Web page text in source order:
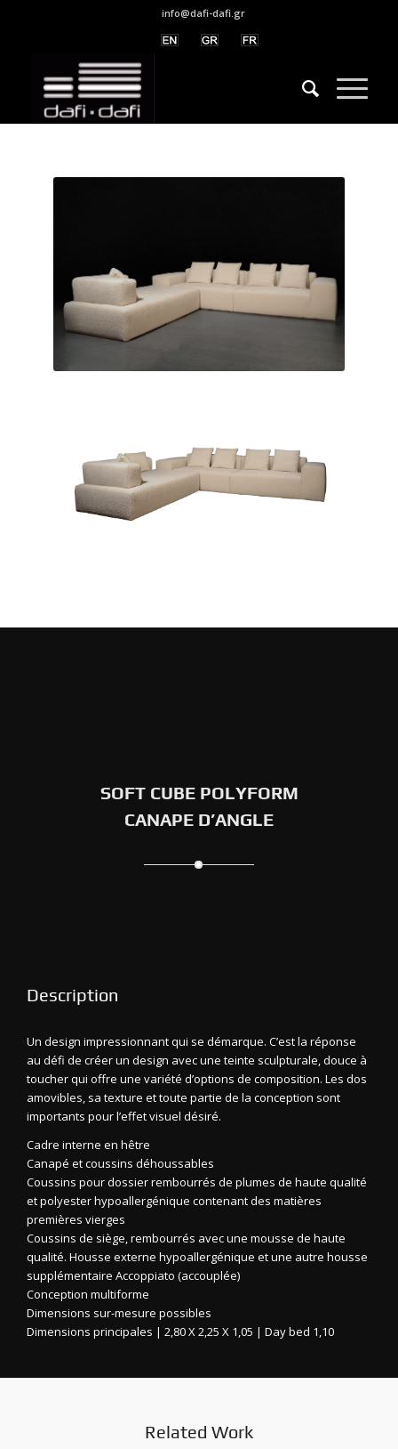
info@dafi-dafi.gr
SOFT CUBE POLYFORM
CANAPE D’ANGLE
Description
Un design impressionnant qui se démarque. C’est la réponse
au défi de créer un design avec une teinte sculpturale, douce à
toucher qui offre une variété d’options de composition. Les dos
amovibles, sa texture et toute partie de la conception sont
importants pour l’effet visuel désiré.
Cadre interne en hêtre
Canapé et coussins déhoussables
Coussins pour dossier rembourrés de plumes de haute qualité
et polyester hypoallergénique contenant des matières
premières vierges
Coussins de siège, rembourrés avec une mousse de haute
qualité. Housse externe hypoallergénique et une autre housse
supplémentaire Accoppiato (accouplée)
Conception multiforme
Dimensions sur-mesure possibles
Dimensions principales | 2,80 X 2,25 X 1,05 | Day bed 1,10
Related Work